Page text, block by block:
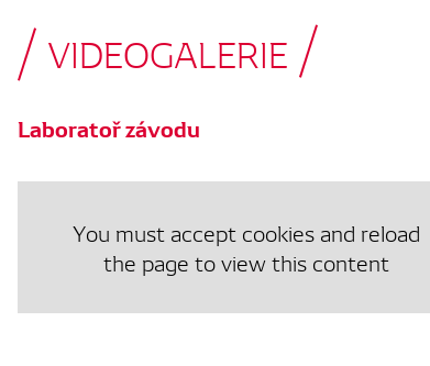
VIDEOGALERIE
Laboratoř závodu
You must accept cookies and reload
the page to view this content